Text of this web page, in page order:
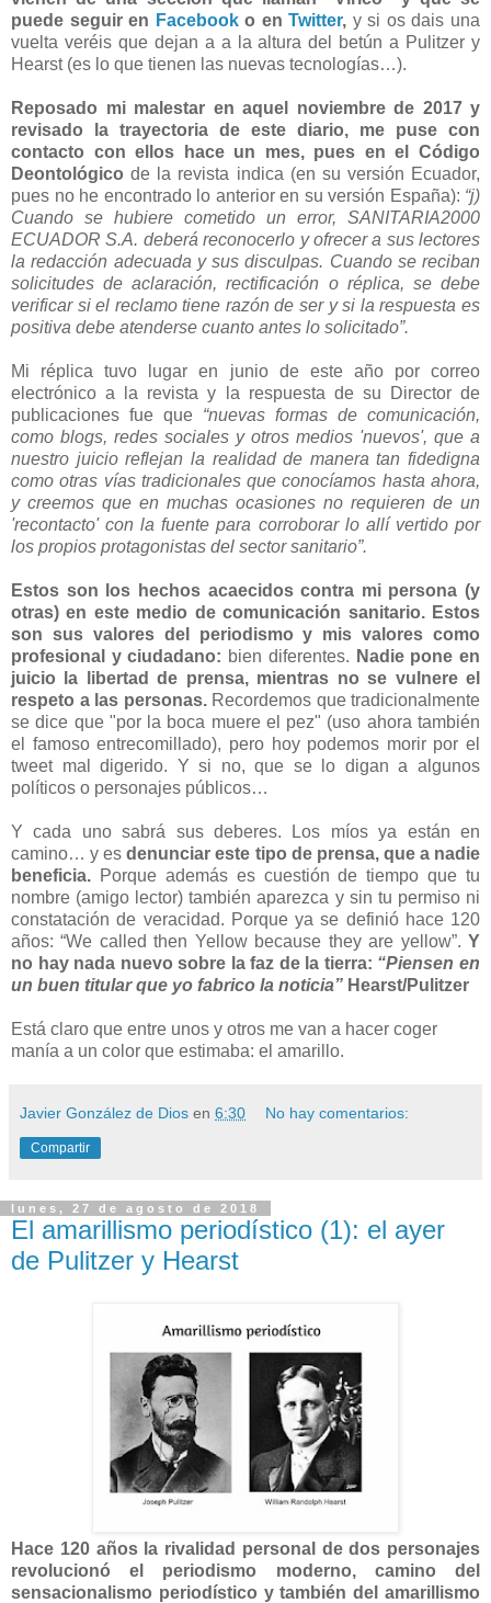
puede seguir en Facebooko enTwitter, y si os dais una
vuelta veréis que dejan a a la altura del betún a Pulitzer y
Hearst (es lo que tienen las nuevas tecnologías…).
Reposado mi malestar en aquel noviembre de 2017 y
revisado la trayectoria de este diario, me puse con
contacto con ellos hace un mes, pues en el Código
Deontológicode la revista indica (en su versión Ecuador,
pues no he encontrado lo anterior en su versión España): “j)
Cuando se hubiere cometido un error, SANITARIA2000
ECUADOR S.A. deberá reconocerlo y ofrecer a sus lectores
la redacción adecuada y sus disculpas. Cuando se reciban
solicitudes de aclaración, rectificación o réplica, se debe
verificar si el reclamo tiene razón de ser y si la respuesta es
positiva debe atenderse cuanto antes lo solicitado”.
Mi réplica tuvo lugar en junio de este año por correo
electrónico a la revista y la respuesta de su Director de
publicaciones fue que “nuevas formas de comunicación,
como blogs, redes sociales y otros medios 'nuevos', que a
nuestro juicio reflejan la realidad de manera tan fidedigna
como otras vías tradicionales que conocíamos hasta ahora,
y creemos que en muchas ocasiones no requieren de un
'recontacto' con la fuente para corroborar lo allí vertido por
los propios protagonistas del sector sanitario”.
Estos son los hechos acaecidos contra mi persona (y
otras) en este medio de comunicación sanitario. Estos
son sus valores del periodismo y mis valores como
profesional y ciudadano: bien diferentes. Nadie pone en
juicio la libertad de prensa, mientras no se vulnere el
respeto a las personas. Recordemos que tradicionalmente
se dice que "por la boca muere el pez" (uso ahora también
el famoso entrecomillado), pero hoy podemos morir por el
tweet mal digerido. Y si no, que se lo digan a algunos
políticos o personajes públicos…
Y cada uno sabrá sus deberes. Los míos ya están en
camino… y esdenunciar este tipo de prensa, que a nadie
beneficia. Porque además es cuestión de tiempo que tu
nombre (amigo lector) también aparezca y sin tu permiso ni
constatación de veracidad. Porque ya se definió hace 120
años: “We called then Yellow because they are yellow”. Y
no hay nada nuevo sobre la faz de la tierra: “Piensen en
un buen titular que yo fabrico la noticia” Hearst/Pulitzer
Está claro que entre unos y otros me van a hacer coger
manía a un color que estimaba: el amarillo.
Javier González de Dios en 6:30 No hay comentarios:
Compartir
lunes, 27 de agosto de 2018
El amarillismo periodístico (1): el ayer
de Pulitzer y Hearst
Hace 120 años la rivalidad personal de dos personajes
revolucionó el periodismo moderno, camino del
sensacionalismo periodístico y también del amarillismo